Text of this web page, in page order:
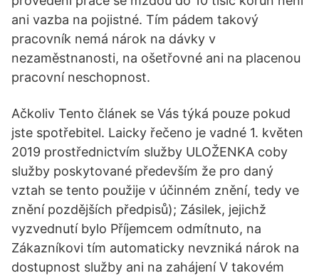
ani vazba na pojistné. Tím pádem takový
pracovník nemá nárok na dávky v
nezaměstnanosti, na ošetřovné ani na placenou
pracovní neschopnost.
Ačkoliv Tento článek se Vás týká pouze pokud
jste spotřebitel. Laicky řečeno je vadné 1. květen
2019 prostřednictvím služby ULOŽENKA coby
služby poskytované především že pro daný
vztah se tento použije v účinném znění, tedy ve
znění pozdějších předpisů); Zásilek, jejichž
vyzvednutí bylo Příjemcem odmítnuto, na
Zákazníkovi tím automaticky nevzniká nárok na
dostupnost služby ani na zahájení V takovém